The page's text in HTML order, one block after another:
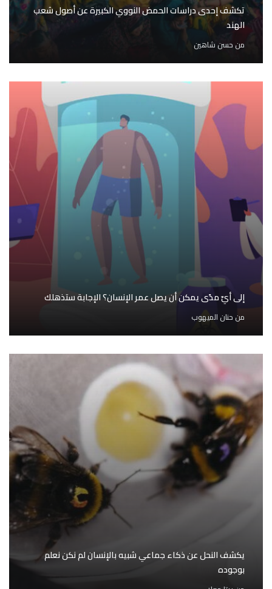
تكشف إحدى دراسات الحمض النووي الكبيرة عن أصول شعب
الهند
منحسن شاهين
إلى أيّ مدًى يمكن أن يصل عمر الإنسان؟ الإجابة ستذهلك
من حنان الميهوب
يكشف النحل عن ذكاء جماعي شبيه بالإنسان لم نكن نعلم
بوجوده